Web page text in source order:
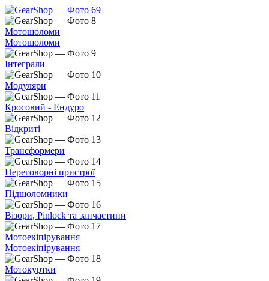
Мотошоломи
Мотошоломи
Інтеграли
Модуляри
Кросовий - Ендуро
Відкриті
Трансформери
Переговорні пристрої
Підшоломники
Візори, Pinlock та запчастини
Мотоекіпірування
Мотоекіпірування
Мотокуртки